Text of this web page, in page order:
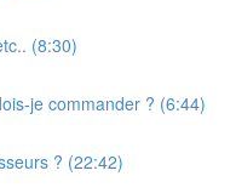
(8:30)
je commander ? (6:44)
? (22:42)